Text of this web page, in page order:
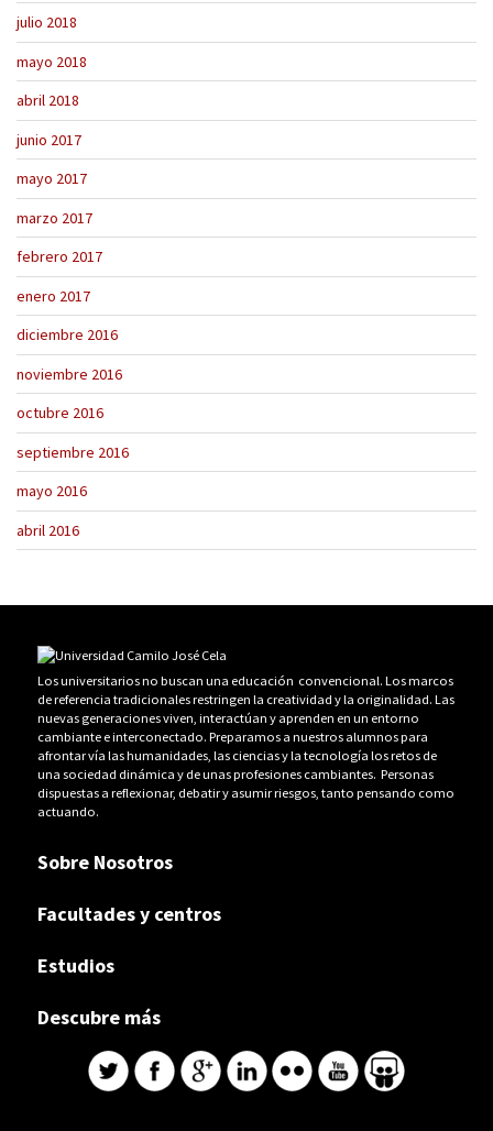
julio 2018
mayo 2018
abril 2018
junio 2017
mayo 2017
marzo 2017
febrero 2017
enero 2017
diciembre 2016
noviembre 2016
octubre 2016
septiembre 2016
mayo 2016
abril 2016
Los universitarios no buscan una educación convencional. Los marcos
de referencia tradicionales restringen la creatividad y la originalidad. Las
nuevas generaciones viven, interactúan y aprenden en un entorno
cambiante e interconectado. Preparamos a nuestros alumnos para
afrontar vía las humanidades, las ciencias y la tecnología los retos de
una sociedad dinámica y de unas profesiones cambiantes. Personas
dispuestas a reflexionar, debatir y asumir riesgos, tanto pensando como
actuando.
Sobre Nosotros
Facultades y centros
Estudios
Descubre más